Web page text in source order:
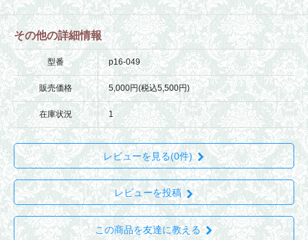
その他の詳細情報
型番 p16-049
販売価格 5,000円(税込5,500円)
在庫状況 1
レビューを見る(0件)
レビューを投稿
この商品を友達に教える